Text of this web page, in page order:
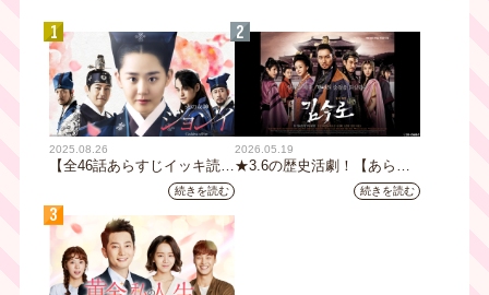
1
2025.08.26
【全46話あらすじイッキ読
み】韓国ドラマ『火の女神
ジョンイ』｜テレビ大阪 9
月11日（木）朝8時放送スタ
ート
続きを読む
2
2026.05.19
★3.6の歴史活劇！【あらす
じ全32話イッキ読み】韓国ド
ラマ『鉄の王 キム・スロ』
続きを読む
3